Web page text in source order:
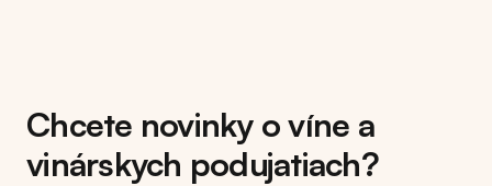
Chcete novinky o víne a
vinárskych podujatiach?